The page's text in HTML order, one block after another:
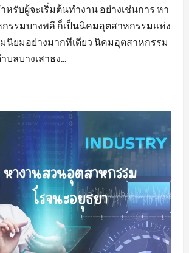
หรับผู้จะเริ่มต้นทำงาน อย่างเช่นการ หา
รรมบางพลี ก็เป็นนิคมอุตสาหกรรมแห่ง
นิยมอย่างมากทีเดียว นิคมอุตสาหกรรม
ลบางเสาธง...
าหกรรม
ลี
จ